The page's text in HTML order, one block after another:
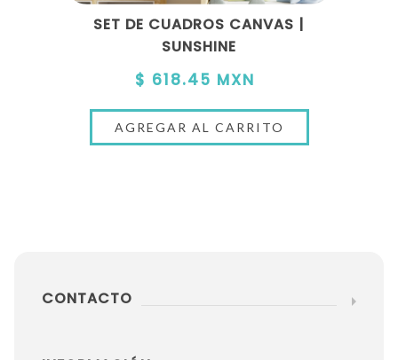
SET DE CUADROS CANVAS |
SUNSHINE
$ 618.45 MXN
CONTACTO